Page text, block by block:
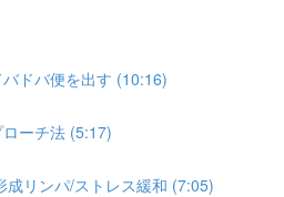
ドバ便を出す (10:16)
ーチ法 (5:17)
成リンパ/ストレス緩和 (7:05)